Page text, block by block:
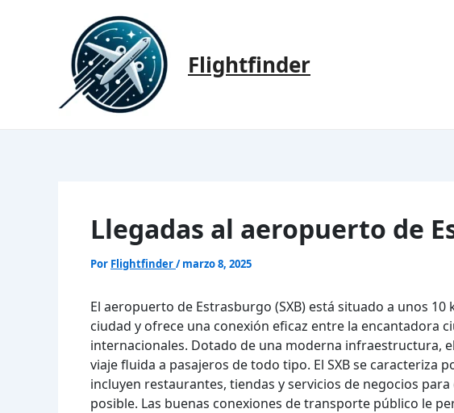
Flightfinder
Llegadas al aeropuerto de
Por Flightfinder/marzo 8, 2025
El aeropuerto de Estrasburgo (SXB) está situado a unos
ciudad y ofrece una conexión eficaz entre la encantadora
internacionales. Dotado de una moderna infraestructura, el
viaje fluida a pasajeros de todo tipo. El SXB se caracteriza
incluyen restaurantes, tiendas y servicios de negocios
posible. Las buenas conexiones de transporte público le